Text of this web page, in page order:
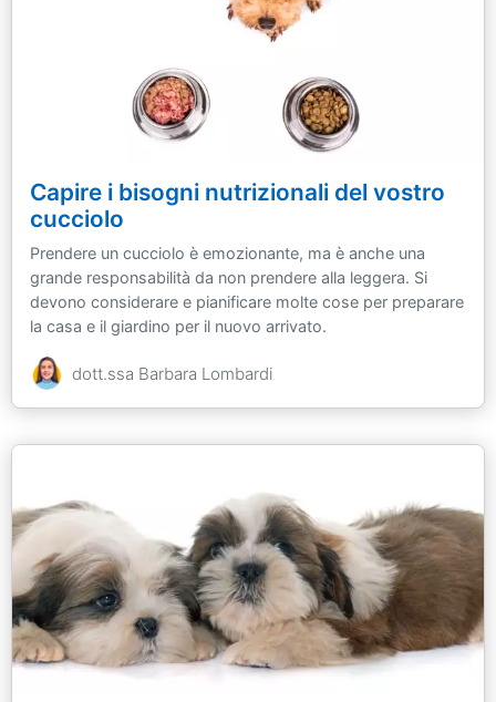
Capire i bisogni nutrizionali del vostro
cucciolo
Prendere un cucciolo è emozionante, ma è anche una
grande responsabilità da non prendere alla leggera. Si
devono considerare e pianificare molte cose per preparare
la casa e il giardino per il nuovo arrivato.
dott.ssa Barbara Lombardi